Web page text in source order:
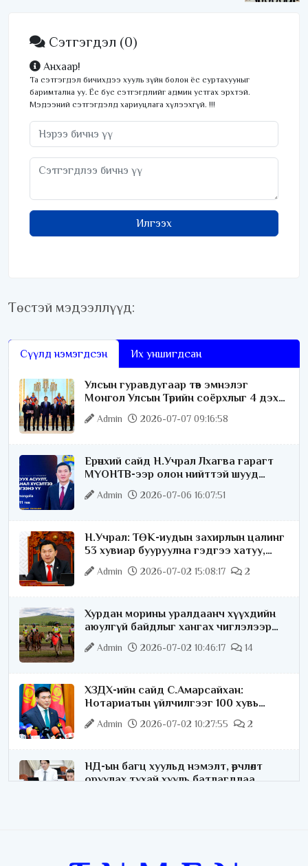
Сэтгэгдэл (0)
Анхаар!
Та сэтгэгдэл бичихдээ хууль зүйн болон ёс суртахууныг
баримтална уу. Ёс бус сэтгэгдлийг админ устгах эрхтэй.
Мэдээний сэтгэгдэлд хариуцлага хүлээхгүй. !!!
Илгээх
Төстэй мэдээллүүд:
Сүүлд нэмэгдсэн Их уншигдсан
Улсын гуравдугаар төв эмнэлэг
Монгол Улсын Төрийн соёрхлыг 4 дэх
удаагаа хүртлээ
Admin 2026-07-07 09:16:58
Ерөнхий сайд Н.Учрал Лхагва гарагт
МҮОНТВ-ээр олон нийттэй шууд
ярилцана
Admin 2026-07-06 16:07:51
Н.Учрал: ТӨК-иудын захирлын цалинг
53 хувиар бууруулна гэдгээ хатуу,
хариуцлагатайгаар хэлье
Admin 2026-07-02 15:08:17 2
Хурдан морины уралдаанч хүүхдийн
аюулгүй байдлыг хангах чиглэлээр
ажиллаж байна
Admin 2026-07-02 10:46:17 14
ХЗДХ-ийн сайд С.Амарсайхан:
Нотариатын үйлчилгээг 100 хувь
цахимжуулна
Admin 2026-07-02 10:27:55 2
НД-ын багц хуульд нэмэлт, өөрчлөлт
оруулах тухай хууль батлагдлаа